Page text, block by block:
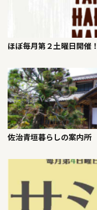
ほぼ毎月第２土曜日開催
佐治青垣暮らしの案内所